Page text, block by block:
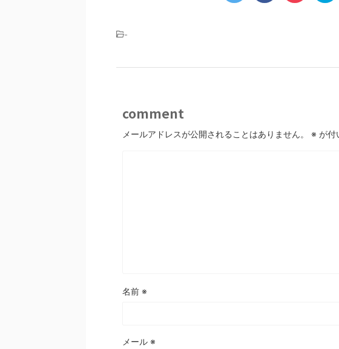
-
comment
メールアドレスが公開されることはありません。 ※ が付
名前 ※
メール ※